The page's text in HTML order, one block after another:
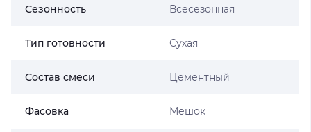
Сезонность Всесезонная
Тип готовности Сухая
Состав смеси Цементный
Фасовка Мешок